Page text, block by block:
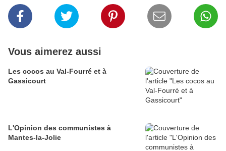
Vous aimerez aussi
Les cocos au Val-Fourré et à
Gassicourt
L'Opinion des communistes à
Mantes-la-Jolie